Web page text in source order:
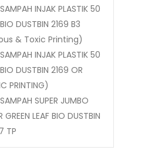
INJAK PLASTIK 50
DUSTBIN 2169 B3
& Toxic Printing)
INJAK PLASTIK 50
DUSTBIN 2169 OR
PRINTING)
SUPER JUMBO
GREEN LEAF BIO DUSTBIN
TP